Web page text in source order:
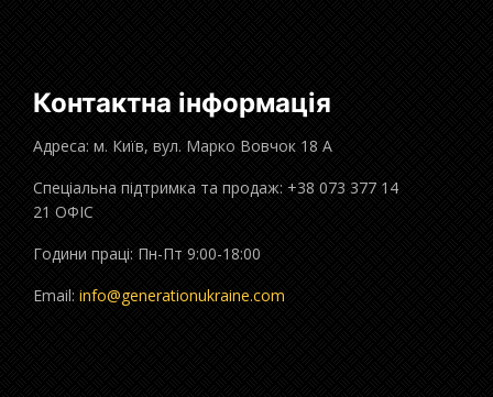
Контактна інформація
Адреса: м. Київ, вул. Марко Вовчок 18 А
Спеціальна підтримка та продаж: +38 073 377 14
21 ОФІС
Години праці: Пн-Пт 9:00-18:00
Email: info@generationukraine.com